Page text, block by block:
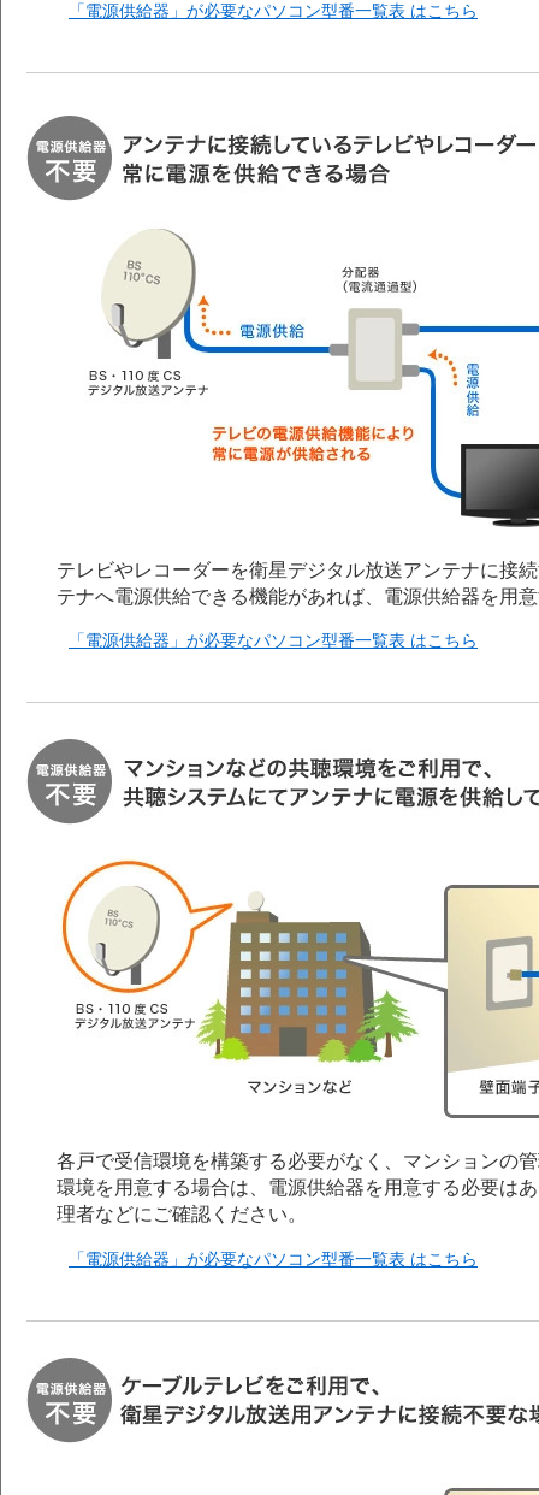
「電源供給器」が必要なパソコン型番一覧表 はこちら
テレビやレコーダーを衛星デジタル放送アンテナに接
テナへ電源供給できる機能があれば、電源供給器を用
「電源供給器」が必要なパソコン型番一覧表 はこちら
各戸で受信環境を構築する必要がなく、マンションの
環境を用意する場合は、電源供給器を用意する必要は
理者などにご確認ください。
「電源供給器」が必要なパソコン型番一覧表 はこちら